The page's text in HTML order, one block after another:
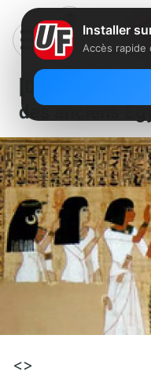
des anciens
<>
Installer
Accès rapide